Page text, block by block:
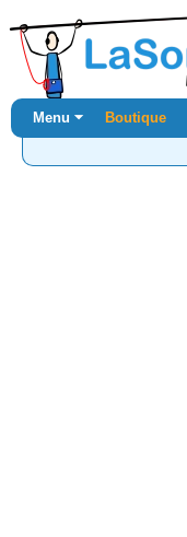
Menu ⏷ Boutique